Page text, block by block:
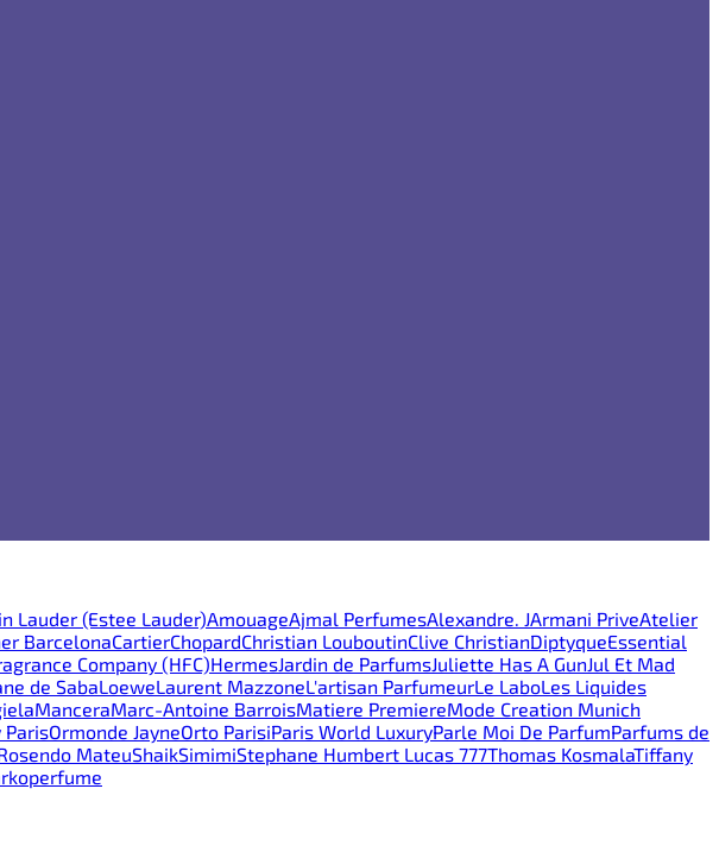
Lauder (Estee Lauder)AmouageAjmal PerfumesAlexandre. JArmani PriveAtelier
BarcelonaCartierChopardChristian LouboutinClive ChristianDiptyqueEssential
Company (HFC)HermesJardin de ParfumsJuliette Has A GunJul Et Mad
de SabaLoeweLaurent MazzoneL'artisan ParfumeurLe LaboLes Liquides
ManceraMarc-Antoine BarroisMatiere PremiereMode Creation Munich
ParisOrmonde JayneOrto ParisiParis World LuxuryParle Moi De ParfumParfums de
MateuShaikSimimiStephane Humbert Lucas 777Thomas KosmalaTiffany